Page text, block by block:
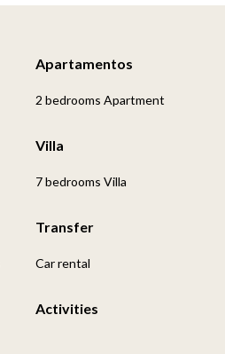
Apartamentos
2 bedrooms Apartment
Villa
7 bedrooms Villa
Transfer
Car rental
Activities